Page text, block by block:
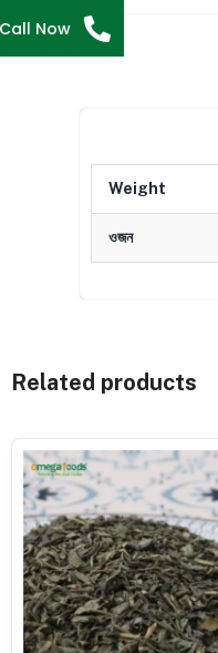
Weight
ওজন
Related products
Call Now